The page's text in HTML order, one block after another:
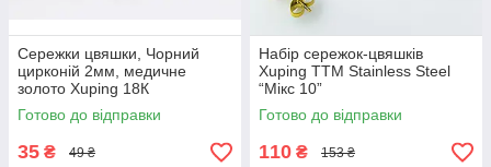
Сережки цвяшки, Чорний
цирконій 2мм, медичне
золото Xuping 18К
Готово до відправки
35 ₴ 49 ₴
Набір сережок-цвяшків
Xuping TTM Stainless Steel
“Мікс 10”
Готово до відправки
110 ₴ 153 ₴